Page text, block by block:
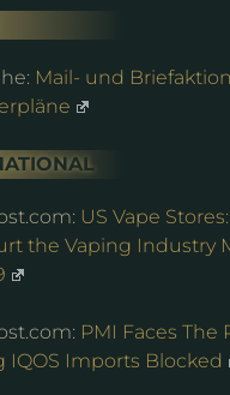
Mail- und
US Vape
the Vaping Industry
PMI Faces The
IQOS Imports Blocked